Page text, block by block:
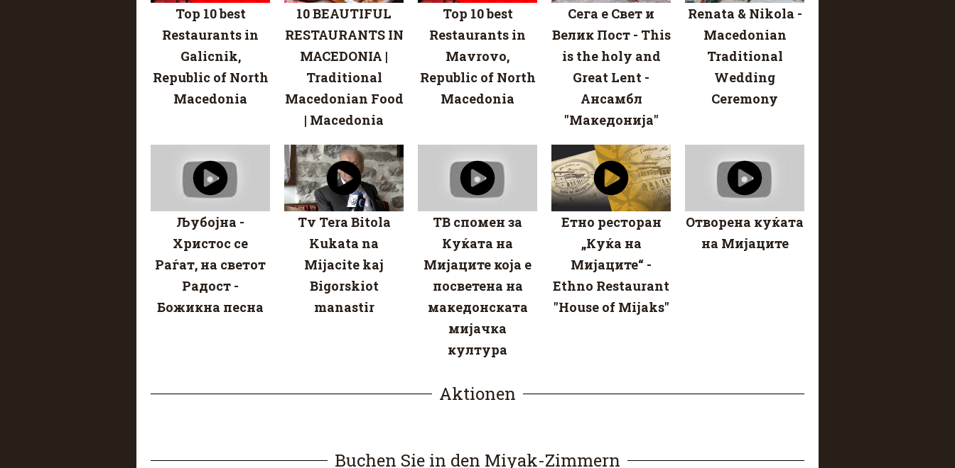
Top 10 best
Restaurants in
Galicnik,
Republic of North
Macedonia
10 BEAUTIFUL
RESTAURANTS IN
MACEDONIA |
Traditional
Macedonian Food
| Macedonia
Top 10 best
Restaurants in
Mavrovo,
Republic of North
Macedonia
Сега е Свет и
Велик Пост - This
is the holy and
Great Lent -
Ансамбл
"Македонија"
Renata & Nikola -
Macedonian
Traditional
Wedding
Ceremony
Љубојна -
Христос се
Раѓат, на светот
Радост -
Божикна песна
Tv Tera Bitola
Kukata na
Mijacite kaj
Bigorskiot
manastir
ТВ спомен за
Куќата на
Мијаците која е
посветена на
македонската
мијачка
култура
Етно ресторан
„Куќа на
Мијаците“ -
Ethno Restaurant
"House of Mijaks"
Отворена куќата
на Мијаците
Aktionen
Buchen Sie in den Miyak-Zimmern